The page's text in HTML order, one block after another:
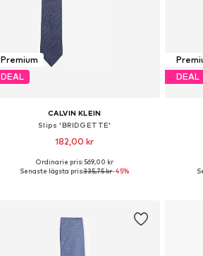
Premium
DEAL
CALVIN KLEIN
Slips 'BRIDGETTE'
182,00 kr
Tillgängliga storlekar: One Size
Ordinarie pris: 569,00 kr
Senaste lägsta pris:335,75 kr-45%
DEAL